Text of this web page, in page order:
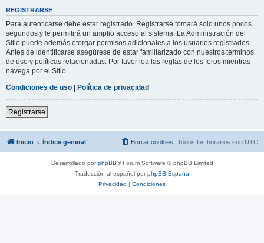
REGISTRARSE
Para autenticarse debe estar registrado. Registrarse tomará solo unos pocos
segundos y le permitirá un amplio acceso al sistema. La Administración del
Sitio puede además otorgar permisos adicionales a los usuarios registrados.
Antes de identificarse asegúrese de estar familiarizado con nuestros términos
de uso y políticas relacionadas. Por favor lea las reglas de los foros mientras
navega por el Sitio.
Condiciones de uso | Política de privacidad
Registrarse
Inicio Índice general Todos los horarios son UTC
Borrar cookies
Desarrollado porphpBB® Forum Software © phpBB Limited
Traducción al español porphpBB España
Privacidad | Condiciones